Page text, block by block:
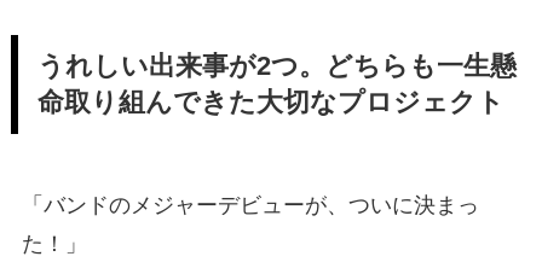
うれしい出来事が2つ。どちらも一生懸
命取り組んできた大切なプロジェクト
「バンドのメジャーデビューが、ついに決まっ
た！」